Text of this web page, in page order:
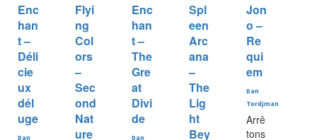
Enc
han
t –
Déli
cie
ux
dél
uge
Dan
Flyi
ng
Col
ors
–
Sec
ond
Nat
ure
Enc
han
t –
The
Gre
at
Divi
de
Dan
Spl
een
Arc
ana
–
The
Lig
ht
Bey
Jon
o –
Re
qui
em
Dan
Tordjman
Arrê
tons